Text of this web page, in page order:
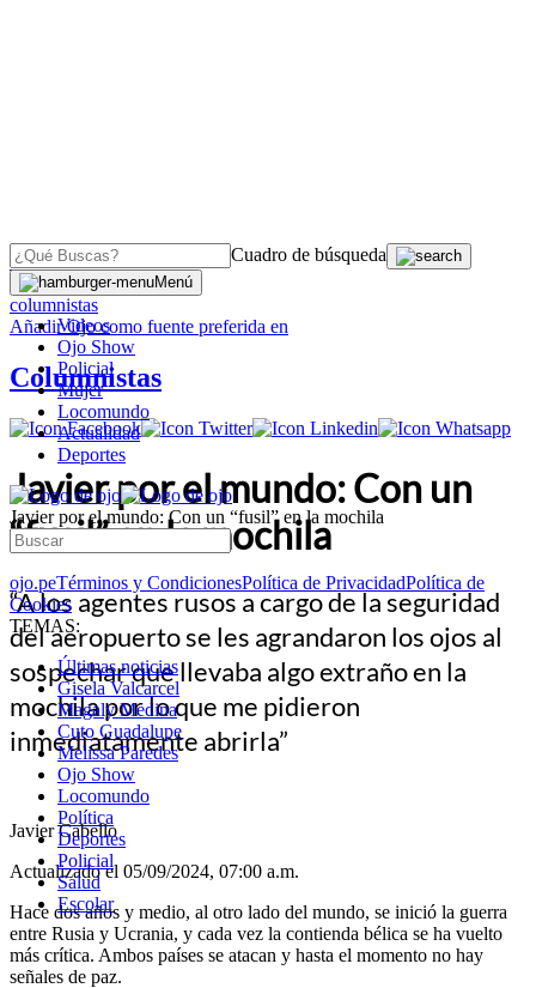
Cuadro de búsqueda
Menú
Videos
Ojo Show
Policial
Mujer
Locomundo
Actualidad
Deportes
Javier por el mundo: Con un “fusil” en la mochila
ojo.peTérminos y CondicionesPolítica de PrivacidadPolítica de
Cookies
TEMAS:
Últimas noticias
Gisela Valcarcel
Magaly Medina
Cuto Guadalupe
Melissa Paredes
Ojo Show
Locomundo
Política
Deportes
Policial
Salud
Escolar
OJO
columnistas
AñadirOjocomo fuente preferida en
Columnistas
Javier por el mundo: Con un
“fusil” en la mochila
“A los agentes rusos a cargo de la seguridad
del aeropuerto se les agrandaron los ojos al
sospechar que llevaba algo extraño en la
mochila por lo que me pidieron
inmediatamente abrirla”
Javier Cabello
Actualizado el 05/09/2024, 07:00 a.m.
Hace dos años y medio, al otro lado del mundo, se inició la guerra
entre Rusia y Ucrania, y cada vez la contienda bélica se ha vuelto
más crítica. Ambos países se atacan y hasta el momento no hay
señales de paz.